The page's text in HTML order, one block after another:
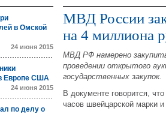
в Омской
24 июня 2015
Европе США
24 июня 2015
по делу о
МВД России
на 4 миллиона
МВД РФ намерено
проведении открытого
государственных закупок.
В документе говорится,
часов швейцарской марки